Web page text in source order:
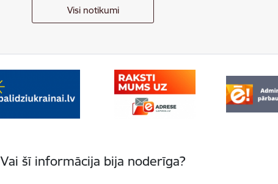
Visi notikumi
Vai šī informācija bija noderīga?